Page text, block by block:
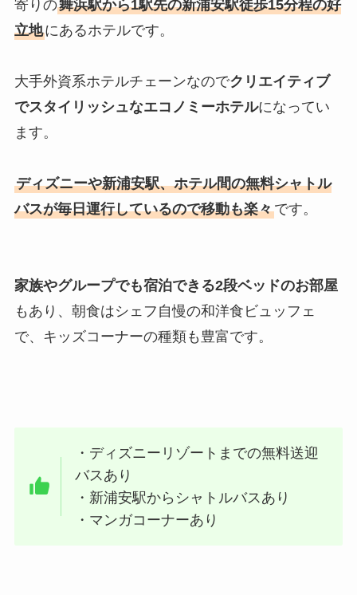
寄りの舞浜駅から1駅先の新浦安駅徒歩15分程の好
立地にあるホテルです。
大手外資系ホテルチェーンなのでクリエイティブ
でスタイリッシュなエコノミーホテルになってい
ます。
ディズニーや新浦安駅、ホテル間の無料シャトル
バスが毎日運行しているので移動も楽々です。
家族やグループでも宿泊できる2段ベッドのお部屋
もあり、朝食はシェフ自慢の和洋食ビュッフェ
で、キッズコーナーの種類も豊富です。
・ディズニーリゾートまでの無料送迎
バスあり
・新浦安駅からシャトルバスあり
・マンガコーナーあり